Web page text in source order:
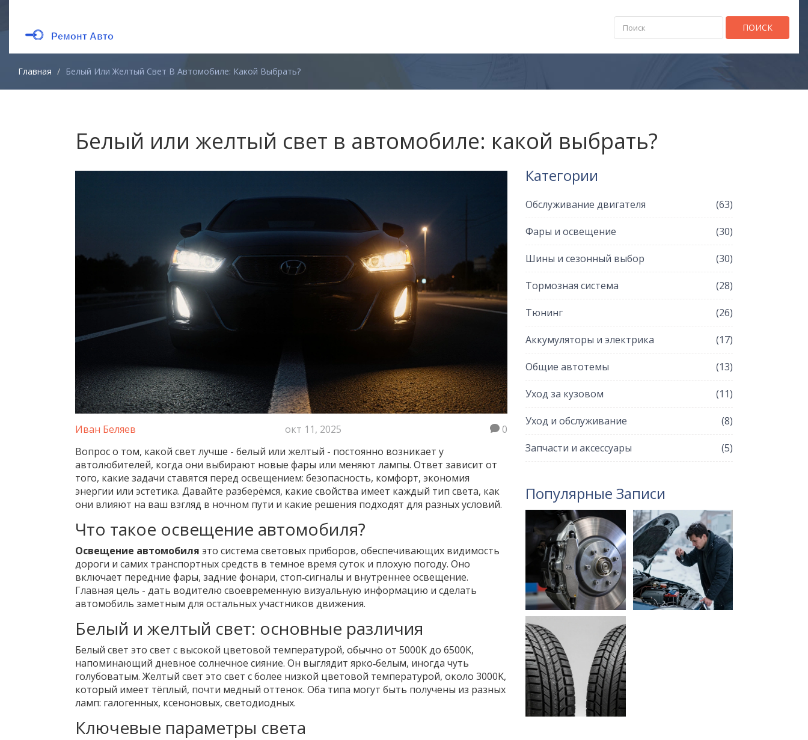
ПОИСК
Главная Белый Или Желтый Свет В Автомобиле: Какой Выбрать?
Белый или желтый свет в автомобиле: какой выбрать?
Иван Беляев окт 11, 2025
0
Вопрос о том, какой свет лучше - белый или желтый - постоянно возникает у
автолюбителей, когда они выбирают новые фары или меняют лампы. Ответ зависит от
того, какие задачи ставятся перед освещением: безопасность, комфорт, экономия
энергии или эстетика. Давайте разберёмся, какие свойства имеет каждый тип света, как
они влияют на ваш взгляд в ночном пути и какие решения подходят для разных условий.
Что такое освещение автомобиля?
Освещение автомобиля это система световых приборов, обеспечивающих видимость
дороги и самих транспортных средств в темное время суток и плохую погоду. Оно
включает передние фары, задние фонари, стоп‑сигналы и внутреннее освещение.
Главная цель - дать водителю своевременную визуальную информацию и сделать
автомобиль заметным для остальных участников движения.
Белый и желтый свет: основные различия
Белый свет это свет с высокой цветовой температурой, обычно от 5000K до 6500K,
напоминающий дневное солнечное сияние. Он выглядит ярко‑белым, иногда чуть
голубоватым. Желтый свет это свет с более низкой цветовой температурой, около 3000K,
который имеет тёплый, почти медный оттенок. Оба типа могут быть получены из разных
ламп: галогенных, ксеноновых, светодиодных.
Ключевые параметры света
Категории
Обслуживание двигателя (63)
Фары и освещение (30)
Шины и сезонный выбор (30)
Тормозная система (28)
Тюнинг (26)
Аккумуляторы и электрика (17)
Общие автотемы (13)
Уход за кузовом (11)
Уход и обслуживание (8)
Запчасти и аксессуары (5)
Популярные Записи